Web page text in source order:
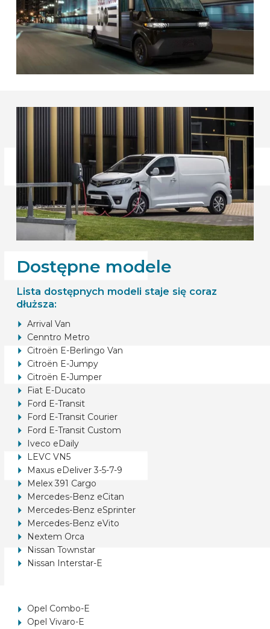
Dostępne modele
Lista dostępnych modeli staje się coraz
dłuższa:
Arrival Van
Cenntro Metro
Citroën E-Berlingo Van
Citroën E-Jumpy
Citroën E-Jumper
Fiat E-Ducato
Ford E-Transit
Ford E-Transit Courier
Ford E-Transit Custom
Iveco eDaily
LEVC VN5
Maxus eDeliver 3-5-7-9
Melex 391 Cargo
Mercedes-Benz eCitan
Mercedes-Benz eSprinter
Mercedes-Benz eVito
Nextem Orca
Nissan Townstar
Nissan Interstar-E
Opel Combo-E
Opel Vivaro-E